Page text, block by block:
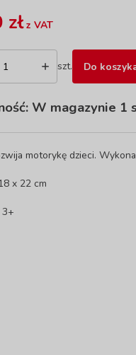
z VAT
szt. Do
W magazynie 1
motorykę dzieci.
x 22 cm
3+